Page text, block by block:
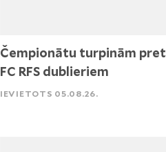
Čempionātu turpinām pret
FC RFS dublieriem
IEVIETOTS 05.08.26.